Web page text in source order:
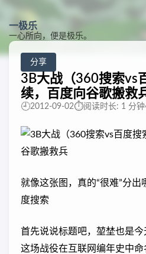
一极乐
一心所向，便是极乐。
分享
3B大战（360搜索vs
续，百度向谷歌搬救
🕘2012-09-02⏱️阅读时长: 1 分钟
就像这张图，真的“很难”分
度搜索
首先说说标题吧，堃埜也是
这场战役在互联网编年史中